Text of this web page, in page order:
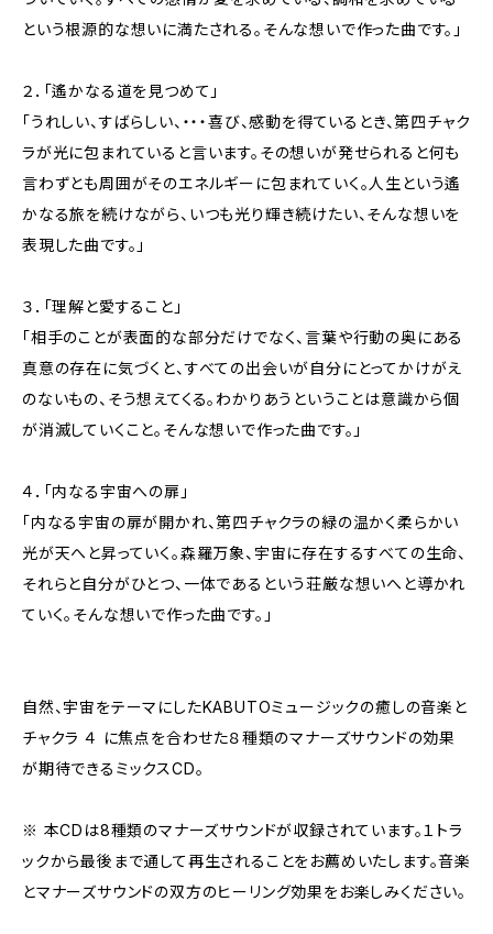
という根源的な想いに満たされる。そんな想いで作った曲です。」
２．「遙かなる道を見つめて」
「うれしい、すばらしい、・・・喜び、感動を得ているとき、第四チャク
ラが光に包まれていると言います。その想いが発せられると何も
言わずとも周囲がそのエネルギーに包まれていく。人生という遙
かなる旅を続けながら、いつも光り輝き続けたい、そんな想いを
表現した曲です。」
３．「理解と愛すること」
「相手のことが表面的な部分だけでなく、言葉や行動の奥にある
真意の存在に気づくと、すべての出会いが自分にとってかけがえ
のないもの、そう想えてくる。わかりあうということは意識から個
が消滅していくこと。そんな想いで作った曲です。」
４．「内なる宇宙への扉」
「内なる宇宙の扉が開かれ、第四チャクラの緑の温かく柔らかい
光が天へと昇っていく。森羅万象、宇宙に存在するすべての生命、
それらと自分がひとつ、一体であるという荘厳な想いへと導かれ
ていく。そんな想いで作った曲です。」
自然、宇宙をテーマにしたKABUTOミュージックの癒しの音楽と
チャクラ ４ に焦点を合わせた８種類のマナーズサウンドの効果
が期待できるミックスCD。
※ 本CDは8種類のマナーズサウンドが収録されています。１トラ
ックから最後まで通して再生されることをお薦めいたします。音楽
とマナーズサウンドの双方のヒーリング効果をお楽しみください。